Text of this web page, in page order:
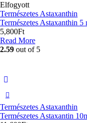
Elfogyott
Természetes Astaxanthin
Természetes Astaxanthin 5
5,800Ft
Read More
2.59 out of 5
Természetes Astaxanthin
Természetes Astaxantin